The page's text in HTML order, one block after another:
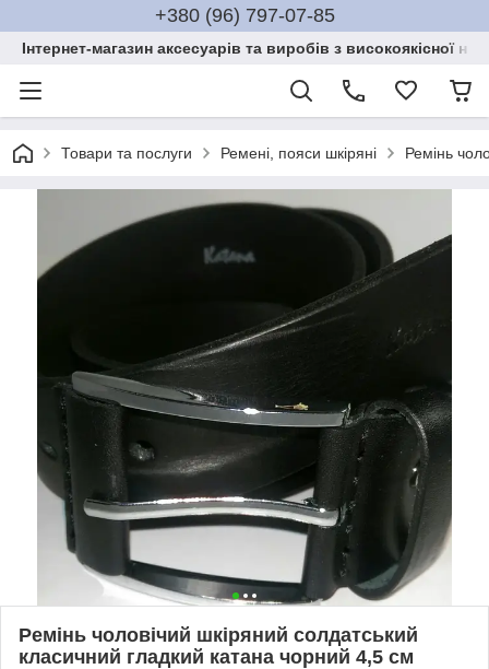
+380 (96) 797-07-85
Інтернет-магазин аксесуарів та виробів з високоякісної
Товари та послуги Ремені, пояси шкіряні Ремінь
Ремінь чоловічий шкіряний солдатський
класичний гладкий катана чорний 4,5 см